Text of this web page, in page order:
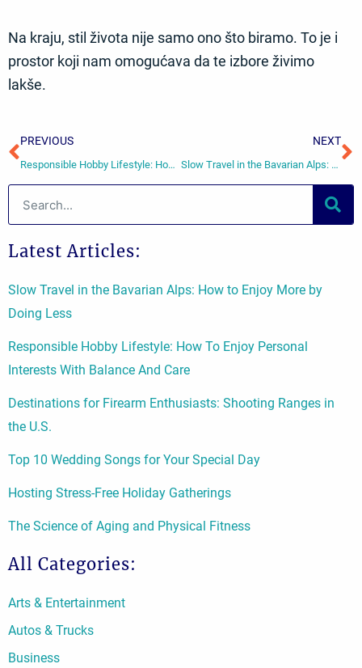
Na kraju, stil života nije samo ono što biramo. To je i
prostor koji nam omogućava da te izbore živimo
lakše.
Prev
PREVIOUS
Responsible Hobby Lifestyle: How To Enjoy Personal Interests With Balance And Care
NEXT
Slow Travel in the Bavarian Alps: How to Enjoy More by Doing Less
Latest Articles:
Slow Travel in the Bavarian Alps: How to Enjoy More by
Doing Less
Responsible Hobby Lifestyle: How To Enjoy Personal
Interests With Balance And Care
Destinations for Firearm Enthusiasts: Shooting Ranges in
the U.S.
Top 10 Wedding Songs for Your Special Day
Hosting Stress-Free Holiday Gatherings
The Science of Aging and Physical Fitness
All Categories:
Arts & Entertainment
Autos & Trucks
Business